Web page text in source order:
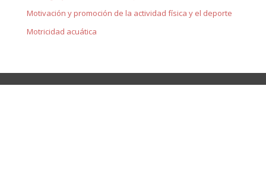
Motivación y promoción de la actividad física y el deporte
Motricidad acuática